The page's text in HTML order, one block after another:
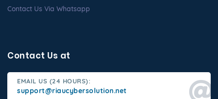
Contact Us Via Whatsapp
Contact Us at
EMAIL US (24 HOURS):
support@riaucybersolution.net